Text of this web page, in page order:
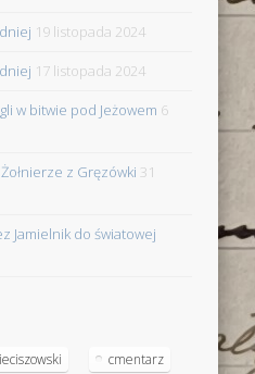
19 listopada 2024
17 listopada 2024
w bitwie pod Jeżowem 6
z Gręzówki 31
Jamielnik do światowej
cmentarz